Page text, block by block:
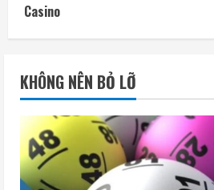
Casino
KHÔNG NÊN BỎ LỠ